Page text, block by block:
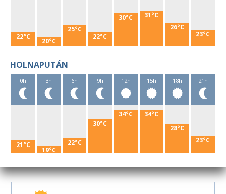
22°C
20°C
25°C
22°C
30°C 31°C
26°C
23°C
HOLNAPUTÁN
0h
21°C
3h
19°C
6h
22°C
9h
30°C
12h
34°C
15h
34°C
18h
28°C
21h
23°C